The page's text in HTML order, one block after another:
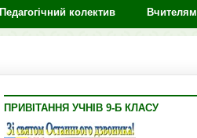
Педагогічний колектив Вчителям
ПРИВІТАННЯ УЧНІВ 9-Б КЛАСУ